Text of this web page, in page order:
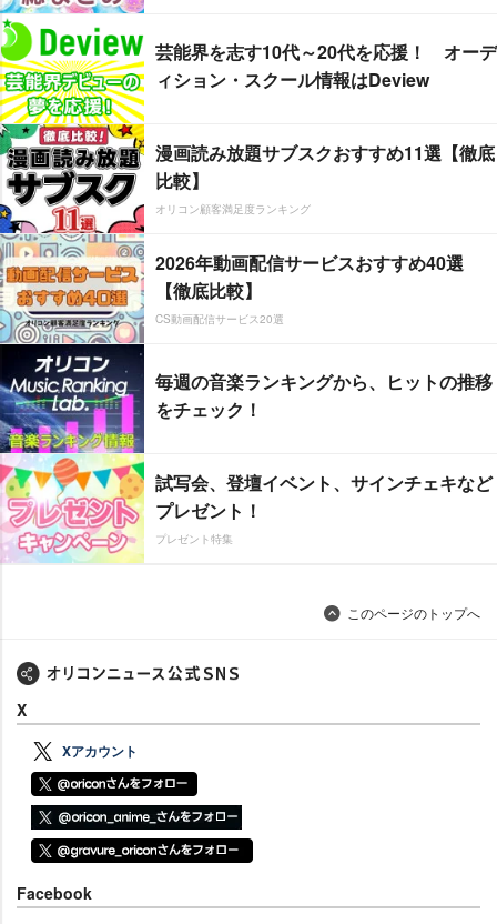
芸能界を志す10代～20代を応援！ オーデ
ィション・スクール情報はDeview
漫画読み放題サブスクおすすめ11選【徹底
比較】
オリコン顧客満足度ランキング
2026年動画配信サービスおすすめ40選
【徹底比較】
CS動画配信サービス20選
毎週の音楽ランキングから、ヒットの推移
をチェック！
試写会、登壇イベント、サインチェキなど
プレゼント！
プレゼント特集
このページのトップへ
X
Xアカウント
Facebook